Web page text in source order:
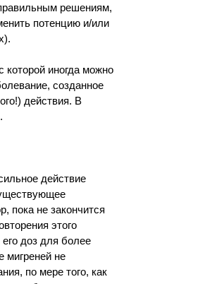
решениям,
потенцию и/или
которой иногда можно
созданное
действия. В
действие
пока не закончится
этого
доз для более
мигреней не
по мере того, как